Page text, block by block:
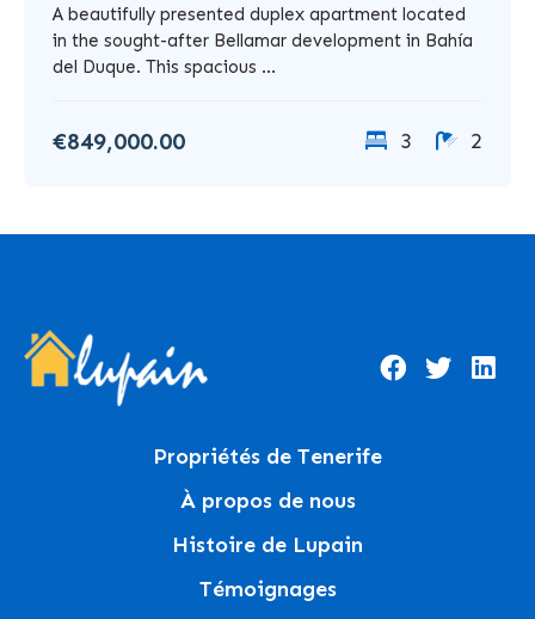
A beautifully presented duplex apartment located
in the sought-after Bellamar development in Bahía
del Duque. This spacious ...
€849,000.00 3 2
Propriétés de Tenerife
À propos de nous
Histoire de Lupain
Témoignages